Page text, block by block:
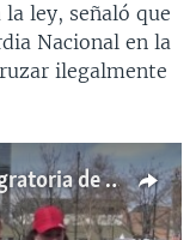
ley, señaló que
Nacional en la
ilegalmente
Organizaciones repudian ley migratoria de Texas